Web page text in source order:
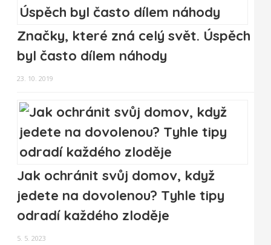
Značky, které zná celý svět. Úspěch
byl často dílem náhody
23. 10. 2019
Jak ochránit svůj domov, když
jedete na dovolenou? Tyhle tipy
odradí každého zloděje
5. 5. 2023